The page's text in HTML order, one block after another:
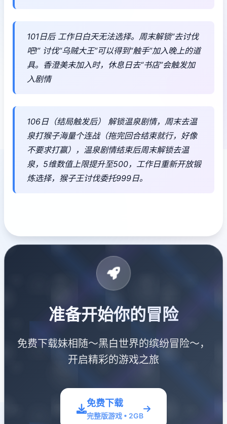
101日后 工作日白天无法选择。周末解锁“去讨伐
吧!” 讨伐“乌贼大王”可以得到“触手”加入晚上的道
具。香澄美未加入时，休息日去“书店”会触发加
入剧情
106日（结局触发后） 解锁温泉剧情，周末去温
泉打猴子海量个连战（拖完回合结束就行，好像
不要求打赢），温泉剧情结束后周末解锁去温
泉，5维数值上限提升至500，工作日重新开放锻
炼选择，猴子王讨伐委托999日。
准备开始你的冒险
免费下载妹相随～黑白世界的缤纷冒险～，
开启精彩的游戏之旅
免费下载
完整版游戏 • 2GB